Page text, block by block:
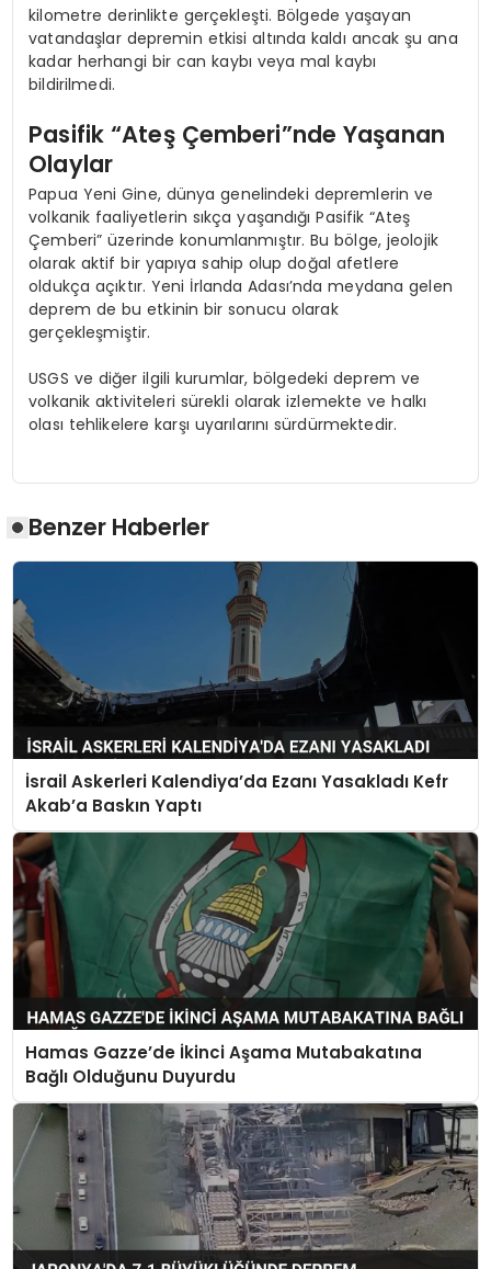
kilometre derinlikte gerçekleşti. Bölgede yaşayan
vatandaşlar depremin etkisi altında kaldı ancak şu ana
kadar herhangi bir can kaybı veya mal kaybı
bildirilmedi.
Pasifik “Ateş Çemberi”nde Yaşanan
Olaylar
Papua Yeni Gine, dünya genelindeki depremlerin ve
volkanik faaliyetlerin sıkça yaşandığı Pasifik “Ateş
Çemberi” üzerinde konumlanmıştır. Bu bölge, jeolojik
olarak aktif bir yapıya sahip olup doğal afetlere
oldukça açıktır. Yeni İrlanda Adası’nda meydana gelen
deprem de bu etkinin bir sonucu olarak
gerçekleşmiştir.
USGS ve diğer ilgili kurumlar, bölgedeki deprem ve
volkanik aktiviteleri sürekli olarak izlemekte ve halkı
olası tehlikelere karşı uyarılarını sürdürmektedir.
Benzer Haberler
İsrail Askerleri Kalendiya’da Ezanı Yasakladı Kefr
Akab’a Baskın Yaptı
Hamas Gazze’de İkinci Aşama Mutabakatına
Bağlı Olduğunu Duyurdu